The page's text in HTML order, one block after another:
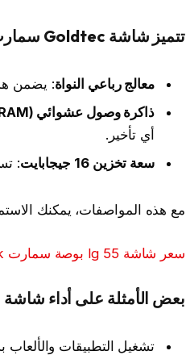
تتميز شاشة Goldtec سمارت 65 بوصة بأداء ممتاز بفضل
معالج رباعي النواة: يضمن
ذاكرة وصول عشوائي (RAM) بسعة 2 جيجابايت
أي تأخير.
سعة تخزين 16 جيجابايت
:
مع هذه المواصفات، يمكنك
سعر شاشة lg 55 بوصة سمارت 4k مميزات وعيوب
بعض الأمثلة على أداء شاشة Goldtec سمارت 65 بوصة
تشغيل التطبيقات والألعاب